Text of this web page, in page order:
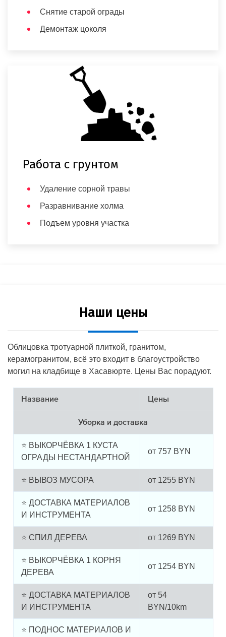
Снятие старой ограды
Демонтаж цоколя
Работа с грунтом
Удаление сорной травы
Разравнивание холма
Подъем уровня участка
Наши цены
Облицовка тротуарной плиткой, гранитом,
керамогранитом, всё это входит в благоустройство
могил на кладбище в Хасавюрте. Цены Вас порадуют.
Название Цены
Уборка и доставка
⭐ ВЫКОРЧЁВКА 1 КУСТА
ОГРАДЫ НЕСТАНДАРТНОЙ
от 757 BYN
⭐ ВЫВОЗ МУСОРА от 1255 BYN
⭐ ДОСТАВКА МАТЕРИАЛОВ
И ИНСТРУМЕНТА
от 1258 BYN
⭐ СПИЛ ДЕРЕВА от 1269 BYN
⭐ ВЫКОРЧЁВКА 1 КОРНЯ
ДЕРЕВА
от 1254 BYN
⭐ ДОСТАВКА МАТЕРИАЛОВ
И ИНСТРУМЕНТА
от 54
BYN/10km
⭐ ПОДНОС МАТЕРИАЛОВ И